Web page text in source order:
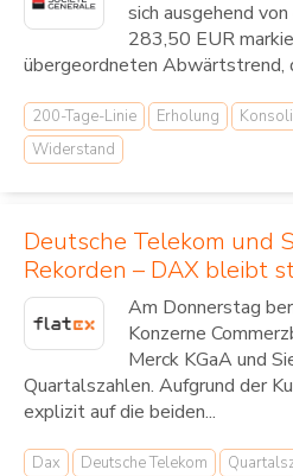
sich ausgehend
283,50 EUR
übergeordneten Abwärtstrend,
200-Tage-Linie Erholung
Widerstand
Deutsche Telekom und
Rekorden – DAX bleibt
Am Donnerstag
Konzerne
Merck KGaA und
Quartalszahlen. Aufgrund der
explizit auf die beiden...
Dax Deutsche Telekom